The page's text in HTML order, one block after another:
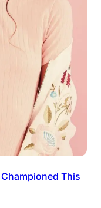
This